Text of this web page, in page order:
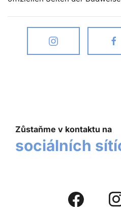
Zůstaňme v kontaktu na
sociálních